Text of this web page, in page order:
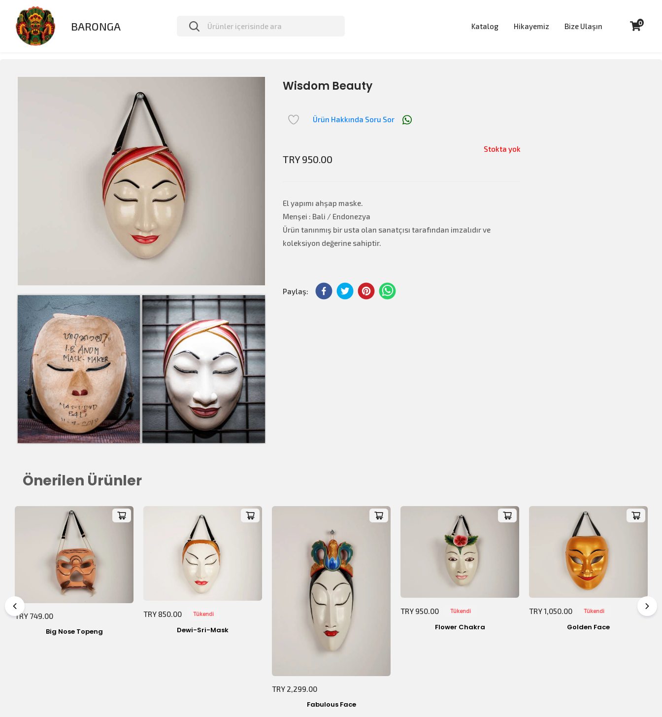
BARONGA Katalog Hikayemiz Bize Ulaşın 0
Wisdom Beauty
Ürün Hakkında Soru Sor
TRY 950.00
Stokta yok
El yapımı ahşap maske.
Menşei : Bali / Endonezya
Ürün tanınmış bir usta olan sanatçısı tarafından imzalıdır ve
koleksiyon değerine sahiptir.
Paylaş:
Önerilen Ürünler
TRY 749.00
Big Nose Topeng
TRY 850.00 Tükendi
Dewi-Sri-Mask
TRY 2,299.00
Fabulous Face
TRY 950.00 Tükendi
Flower Chakra
TRY 1,050.00 Tükendi
Golden Face
Toplam Tutar:
Sepetiniz Boş!